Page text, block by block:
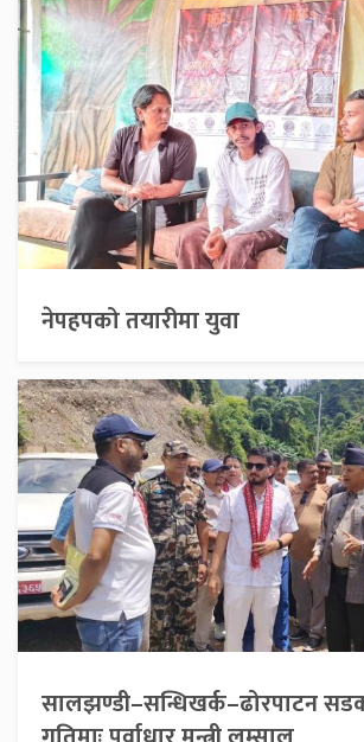
नेपहपको तयारीमा युवा
सालझण्डी–सन्धिखर्क–ढोरपाटन